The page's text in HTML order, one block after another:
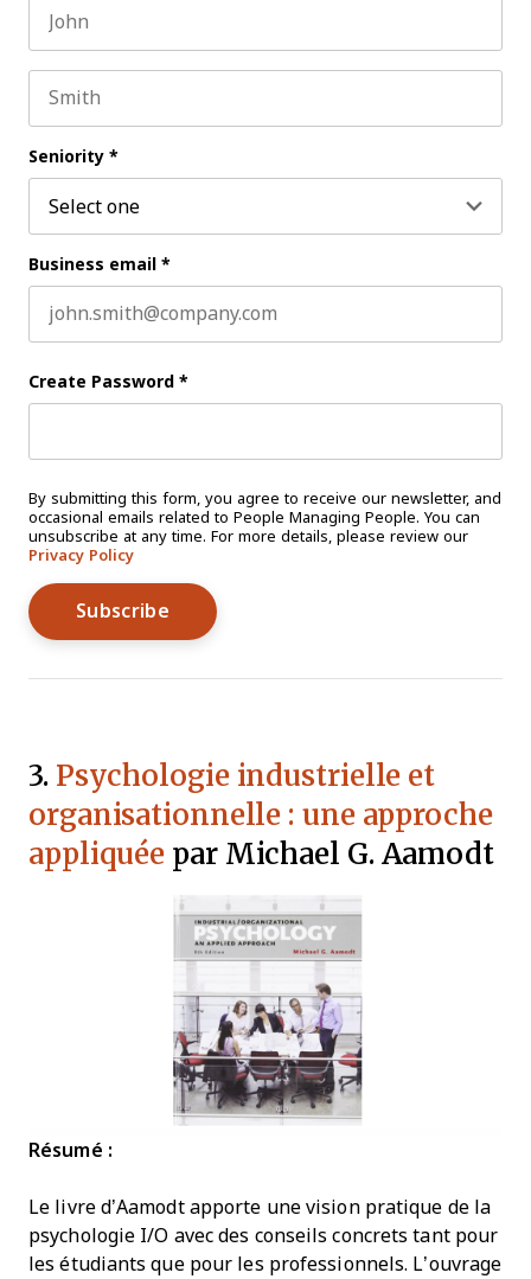
Seniority *
Business email *
Create Password *
By submitting this form, you agree to receive our newsletter, and
occasional emails related to People Managing People. You can
unsubscribe at any time. For more details, please review our
Privacy Policy
3. Psychologie industrielle et
organisationnelle : une approche
appliquée par Michael G. Aamodt
Résumé :
Le livre d’Aamodt apporte une vision pratique de la
psychologie I/O avec des conseils concrets tant pour
les étudiants que pour les professionnels. L’ouvrage